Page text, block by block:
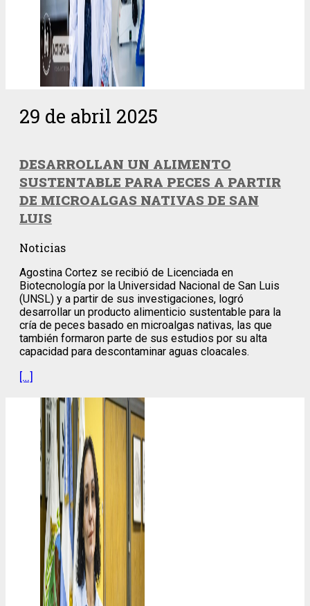
29 de abril 2025
DESARROLLAN UN ALIMENTO
SUSTENTABLE PARA PECES A PARTIR
DE MICROALGAS NATIVAS DE SAN
LUIS
Noticias
Agostina Cortez se recibió de Licenciada en
Biotecnología por la Universidad Nacional de San Luis
(UNSL) y a partir de sus investigaciones, logró
desarrollar un producto alimenticio sustentable para la
cría de peces basado en microalgas nativas, las que
también formaron parte de sus estudios por su alta
capacidad para descontaminar aguas cloacales.
[…]